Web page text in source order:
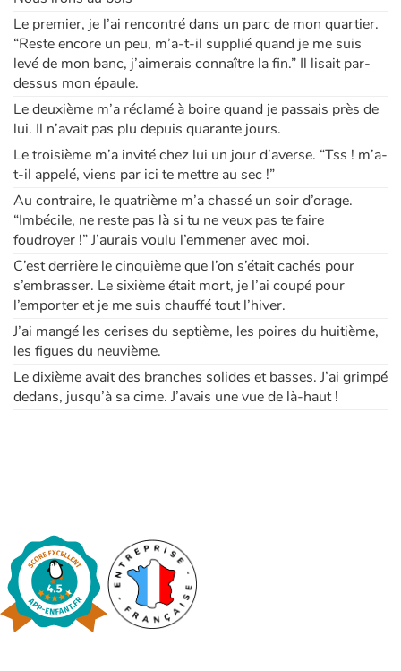
Apprendre les langues
Dyslexie, troubles de la lecture
Nos listes de lecture
Les plus lus
Coups de coeur
Le premier, je l’ai rencontré dans un parc de mon quartier.
“Reste encore un peu, m’a-t-il supplié quand je me suis
levé de mon banc, j’aimerais connaître la fin.” Il lisait par-
dessus mon épaule.
Le deuxième m’a réclamé à boire quand je passais près de
lui. Il n’avait pas plu depuis quarante jours.
Le troisième m’a invité chez lui un jour d’averse. “Tss ! m’a-
t-il appelé, viens par ici te mettre au sec !”
Au contraire, le quatrième m’a chassé un soir d’orage.
“Imbécile, ne reste pas là si tu ne veux pas te faire
foudroyer !” J’aurais voulu l’emmener avec moi.
C’est derrière le cinquième que l’on s’était cachés pour
s’embrasser. Le sixième était mort, je l’ai coupé pour
l’emporter et je me suis chauffé tout l’hiver.
J’ai mangé les cerises du septième, les poires du huitième,
les figues du neuvième.
Le dixième avait des branches solides et basses. J’ai grimpé
dedans, jusqu’à sa cime. J’avais une vue de là-haut !